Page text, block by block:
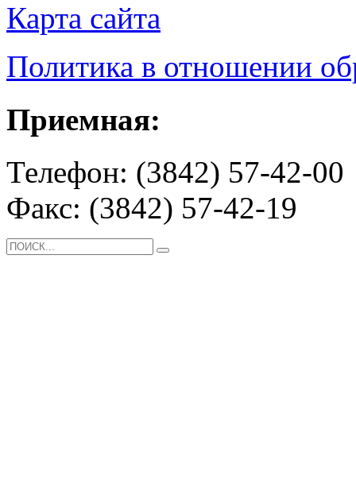
Карта сайта
Политика в отношении
Приемная:
Телефон: (3842) 57-42-00
Факс: (3842) 57-42-19